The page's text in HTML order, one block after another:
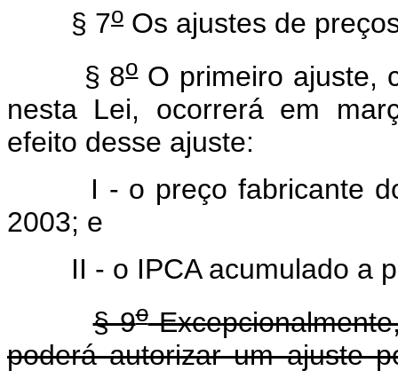
§ 7o Os ajustes de
§ 8oO primeiro ajuste,
nesta Lei, ocorrerá em
efeito desse ajuste:
I - o preço fabricante do
2003; e
II - o IPCA acumulado a
§ 9o
poderá autorizar um ajuste